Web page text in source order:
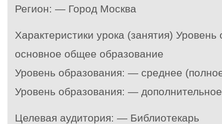
Регион: — Город Москва
Характеристики урока (занятия)
основное общее образование
Уровень образования: — среднее
Уровень образования: —
Целевая аудитория: — Библиотекарь